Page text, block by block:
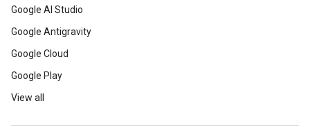
Google AI Studio
Google Antigravity
Google Cloud
Google Play
View all